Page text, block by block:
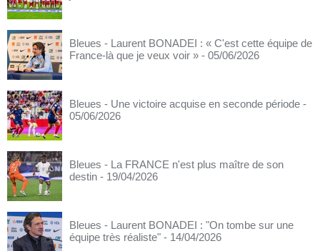
Bleues - Laurent BONADEI : « C'est cette équipe de
France-là que je veux voir » - 05/06/2026
Bleues - Une victoire acquise en seconde période -
05/06/2026
Bleues - La FRANCE n'est plus maître de son
destin - 19/04/2026
Bleues - Laurent BONADEI : "On tombe sur une
équipe très réaliste" - 14/04/2026